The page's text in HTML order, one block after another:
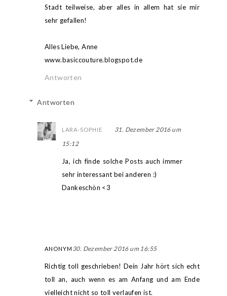
Stadt teilweise, aber alles in allem hat sie mir
sehr gefallen!
Alles Liebe, Anne
www.basiccouture.blogspot.de
Antworten
Antworten
LARA-SOPHIE
31. Dezember 2016 um
15:12
Ja, ich finde solche Posts auch immer
sehr interessant bei anderen :)
Dankeschön <3
ANONYM 30. Dezember 2016 um 16:55
Richtig toll geschrieben! Dein Jahr hört sich echt
toll an, auch wenn es am Anfang und am Ende
vielleicht nicht so toll verlaufen ist.